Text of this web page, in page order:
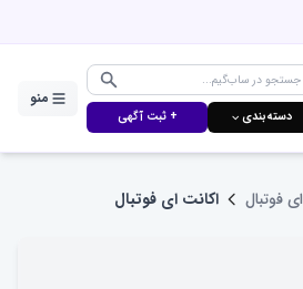
دسته‌بندی ⌵ + ثبت آگهی
منو
ای فوتبال اکانت ای فوتبال